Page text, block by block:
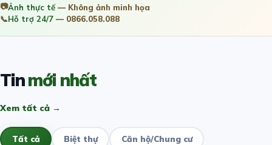
📷Ảnh thực tế— Không ảnh minh họa
📞Hỗ trợ 24/7 — 0866.058.088
Tinmới nhất
Xem tất cả →
Tất cả Biệt thự Căn hộ/Chung cư